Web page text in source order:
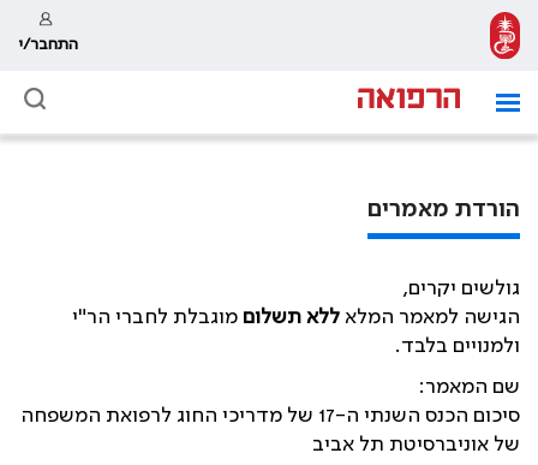
התחבר/י
הורדת מאמרים
גולשים יקרים,
הגישה למאמר המלא ללא תשלום מוגבלת לחברי הר"י
ולמנויים בלבד.
שם המאמר:
סיכום הכנס השנתי ה-17 של מדריכי החוג לרפואת המשפחה
של אוניברסיטת תל אביב